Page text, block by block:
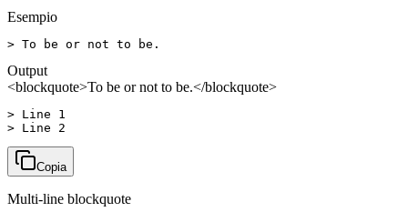
Esempio
> To be or not to be.
Output
<blockquote>To be or not to be.</blockquote>
> Line 1
> Line 2
Copia
Multi-line blockquote